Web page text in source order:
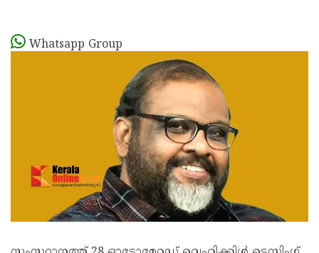
Whatsapp Group